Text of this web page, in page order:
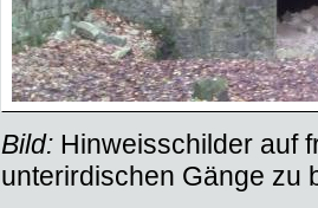
Bild: Hinweisschilder auf
unterirdischen Gänge zu